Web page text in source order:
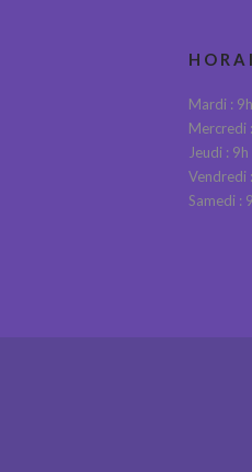
Mardi :
Mercredi
Jeudi :
Vendredi
Samedi :